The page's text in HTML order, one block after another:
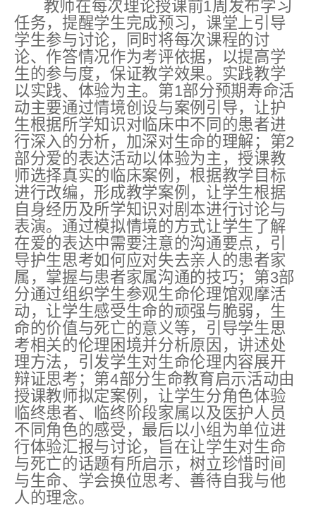
教师在每次理论授课前1周发布学习
任务，提醒学生完成预习，课堂上引导
学生参与讨论，同时将每次课程的讨
论、作答情况作为考评依据，以提高学
生的参与度，保证教学效果。实践教学
以实践、体验为主。第1部分预期寿命活
动主要通过情境创设与案例引导，让护
生根据所学知识对临床中不同的患者进
行深入的分析，加深对生命的理解；第2
部分爱的表达活动以体验为主，授课教
师选择真实的临床案例，根据教学目标
进行改编，形成教学案例，让学生根据
自身经历及所学知识对剧本进行讨论与
表演。通过模拟情境的方式让学生了解
在爱的表达中需要注意的沟通要点，引
导护生思考如何应对失去亲人的患者家
属，掌握与患者家属沟通的技巧；第3部
分通过组织学生参观生命伦理馆观摩活
动，让学生感受生命的顽强与脆弱，生
命的价值与死亡的意义等，引导学生思
考相关的伦理困境并分析原因，讲述处
理方法，引发学生对生命伦理内容展开
辩证思考；第4部分生命教育启示活动由
授课教师拟定案例，让学生分角色体验
临终患者、临终阶段家属以及医护人员
不同角色的感受，最后以小组为单位进
行体验汇报与讨论，旨在让学生对生命
与死亡的话题有所启示，树立珍惜时间
与生命、学会换位思考、善待自我与他
人的理念。